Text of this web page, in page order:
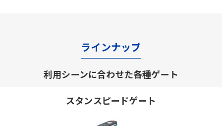
ラインナップ
利用シーンに合わせた各種ゲート
スタンスピードゲート